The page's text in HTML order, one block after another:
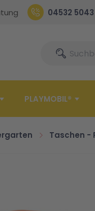
04532
SucheSuche
PLAYMOBIL®
Taschen -